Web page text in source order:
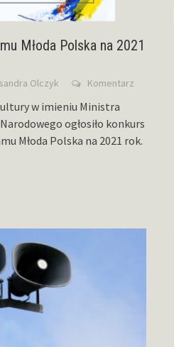
Młoda Polska na 2021
Olczyk Komentarz
w imieniu Ministra
ogłosiło konkurs
Młoda Polska na 2021 rok.